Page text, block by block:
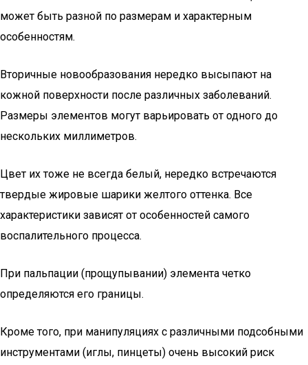
может быть разной по размерам и характерным
особенностям.
Вторичные новообразования нередко высыпают на
кожной поверхности после различных заболеваний.
Размеры элементов могут варьировать от одного до
нескольких миллиметров.
Цвет их тоже не всегда белый, нередко встречаются
твердые жировые шарики желтого оттенка. Все
характеристики зависят от особенностей самого
воспалительного процесса.
При пальпации (прощупывании) элемента четко
определяются его границы.
Кроме того, при манипуляциях с различными подсобными
инструментами (иглы, пинцеты) очень высокий риск